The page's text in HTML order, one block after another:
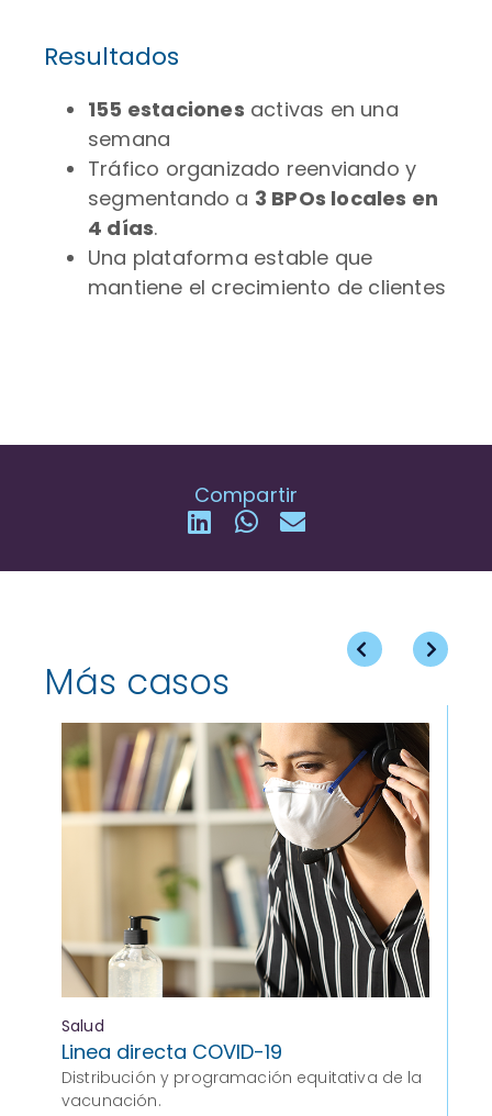
Resultados
155 estaciones activas en una
semana
Tráfico organizado reenviando y
segmentando a 3 BPOs locales en
4 días.
Una plataforma estable que
mantiene el crecimiento de clientes
Compartir
Más casos
Salud
Linea directa COVID-19
Distribución y programación equitativa de la
vacunación.